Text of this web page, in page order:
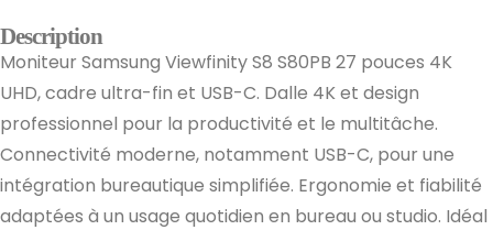
Description
Moniteur Samsung Viewfinity S8 S80PB 27 pouces 4K
UHD, cadre ultra-fin et USB-C. Dalle 4K et design
professionnel pour la productivité et le multitâche.
Connectivité moderne, notamment USB-C, pour une
intégration bureautique simplifiée. Ergonomie et fiabilité
adaptées à un usage quotidien en bureau ou studio. Idéal